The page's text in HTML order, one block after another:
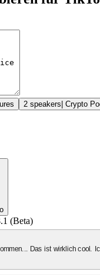
2 speakers| Crypto
(Beta)
Das ist wirklich cool.